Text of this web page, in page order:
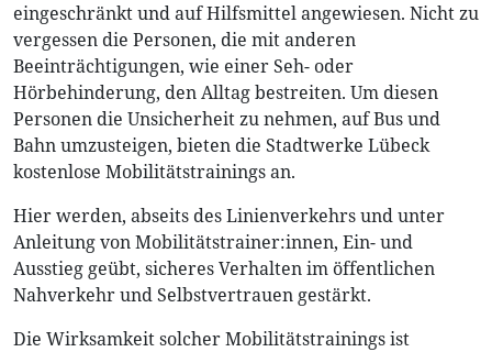
eingeschränkt und auf Hilfsmittel angewiesen. Nicht zu
vergessen die Personen, die mit anderen
Beeinträchtigungen, wie einer Seh- oder
Hörbehinderung, den Alltag bestreiten. Um diesen
Personen die Unsicherheit zu nehmen, auf Bus und
Bahn umzusteigen, bieten die Stadtwerke Lübeck
kostenlose Mobilitätstrainings an.
Hier werden, abseits des Linienverkehrs und unter
Anleitung von Mobilitätstrainer:innen, Ein- und
Ausstieg geübt, sicheres Verhalten im öffentlichen
Nahverkehr und Selbstvertrauen gestärkt.
Die Wirksamkeit solcher Mobilitätstrainings ist